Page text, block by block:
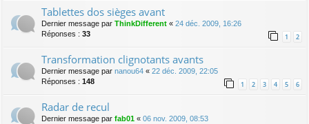
Tablettes dos sièges avant
Dernier message par ThinkDifferent « 24 déc. 2009, 16:26
Réponses : 33 1 2
Transformation clignotants avants
Dernier message par nanou64 « 22 déc. 2009, 22:05
Réponses : 148 1 2 3 4 5 6
Radar de recul
Dernier message par fab01 « 06 nov. 2009, 08:53